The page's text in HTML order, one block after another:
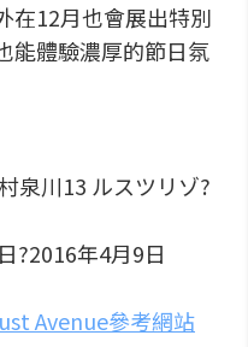
在12月也會展出特別
能體驗濃厚的節日氛
泉川13 ルスツリゾ?
?2016年4月9日
Avenue參考網站